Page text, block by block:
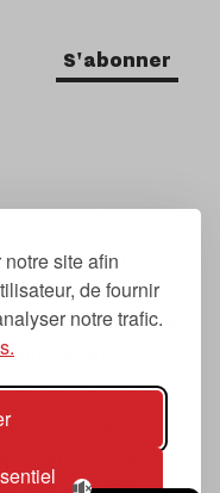
site afin
de fournir
notre trafic.
S'abonner
sur la
dont la
», « suivant
du
tendances
la musique
hop, et des